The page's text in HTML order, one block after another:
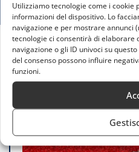
Utilizziamo tecnologie come i
informazioni del dispositivo. Lo
navigazione e per mostrare annunci
tecnologie ci consentirà di elaborare
navigazione o gli ID univoci su
del consenso possono influire
funzioni.
Home
Serie A Padel 2025: le
all’Eschilo Sporting Village